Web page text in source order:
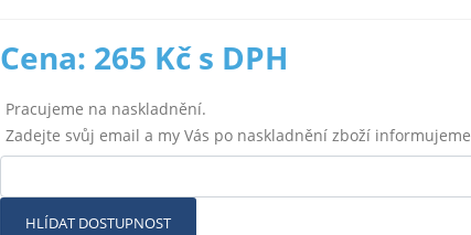
Cena: 265 Kč s DPH
Pracujeme na naskladnění.
Zadejte svůj email a my Vás po naskladnění zboží informujeme
HLÍDAT DOSTUPNOST